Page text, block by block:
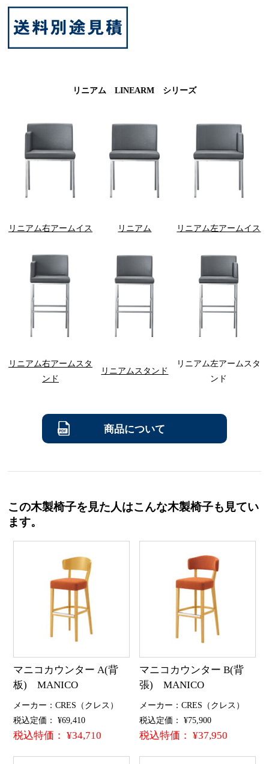
リニアム LINEARM シリーズ
リニアム右アームイス リニアム リニアム左アームイス
リニアム右アームスタ
ンド
リニアムスタンド
リニアム左アームスタ
ンド
商品について
この木製椅子を見た人はこんな木製椅子も見てい
ます。
マニコカウンター A(背
板) MANICO
メーカー：CRES（クレス）
税込定価： ¥69,410
税込特価： ¥34,710
マニコカウンター B(背
張) MANICO
メーカー：CRES（クレス）
税込定価： ¥75,900
税込特価： ¥37,950